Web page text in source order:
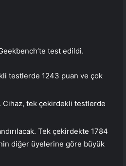
test edildi.
testlerde 1243 puan ve çok
Cihaz, tek çekirdekli testlerde
Tek çekirdekte 1784
diğer üyelerine göre büyük